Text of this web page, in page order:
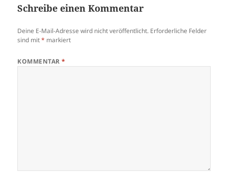
Schreibe einen Kommentar
Deine E-Mail-Adresse wird nicht veröffentlicht. Erforderliche Felder
sind mit* markiert
KOMMENTAR*